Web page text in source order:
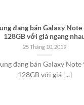
đang bán Galaxy
128GB với giá ngang
25 Tháng 10, 2019
đang bán Galaxy Note
128GB với giá [...]